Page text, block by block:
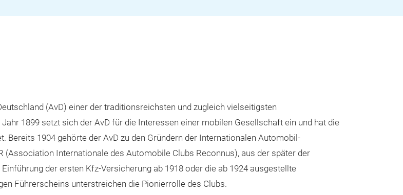
(AvD) einer der traditionsreichsten und zugleich vielseitigsten
1899 setzt sich der AvD für die Interessen einer mobilen Gesellschaft ein und hat die
1904 gehörte der AvD zu den Gründern der Internationalen Automobil-
Internationale des Automobile Clubs Reconnus), aus der später der
der ersten Kfz-Versicherung ab 1918 oder die ab 1924 ausgestellte
Führerscheins unterstreichen die Pionierrolle des Clubs.